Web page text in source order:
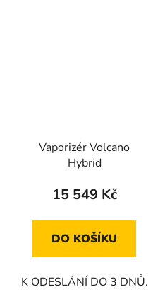
Vaporizér Volcano
Hybrid
15 549 Kč
DO KOŠÍKU
K ODESLÁNÍ DO 3 DNŮ.